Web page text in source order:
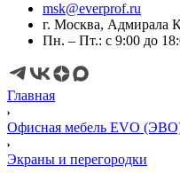
msk@everprof.ru
г. Москва, Адмирала
Пн. – Пт.: с 9:00 до
Главная
Офисная мебель EVO
Экраны и перегородки